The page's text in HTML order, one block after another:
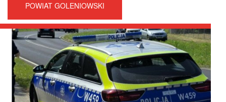
POWIAT GOLENIOWSKI